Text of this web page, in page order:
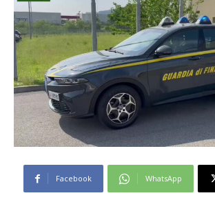
Facebook WhatsApp